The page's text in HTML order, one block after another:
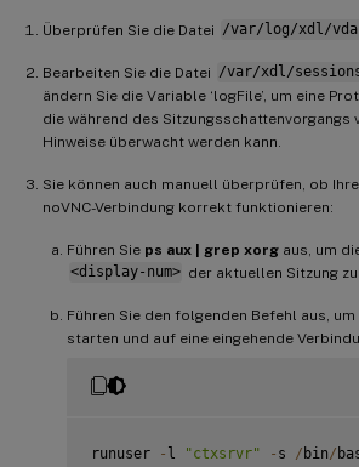
Überprüfen Sie die Datei /var/log/xdl/
Bearbeiten Sie die Datei /var/xdl/
ändern Sie die Variable ‘logFile’, um eine
die während des Sitzungsschattenvorgangs
Hinweise überwacht werden kann.
Sie können auch manuell überprüfen, ob
noVNC-Verbindung korrekt funktionieren:
Führen Sie ps aux | grep xorg aus, um
<display-num> der aktuellen Sitzung zu
Führen Sie den folgenden Befehl aus, um
starten und auf eine eingehende
runuser - l "ctxsrvr" - s / bin/